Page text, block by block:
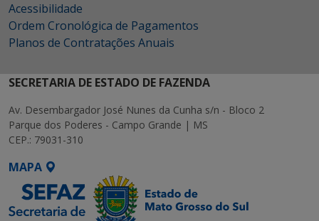
Acessibilidade
Ordem Cronológica de Pagamentos
Planos de Contratações Anuais
SECRETARIA DE ESTADO DE FAZENDA
Av. Desembargador José Nunes da Cunha s/n - Bloco 2
Parque dos Poderes - Campo Grande | MS
CEP.: 79031-310
MAPA